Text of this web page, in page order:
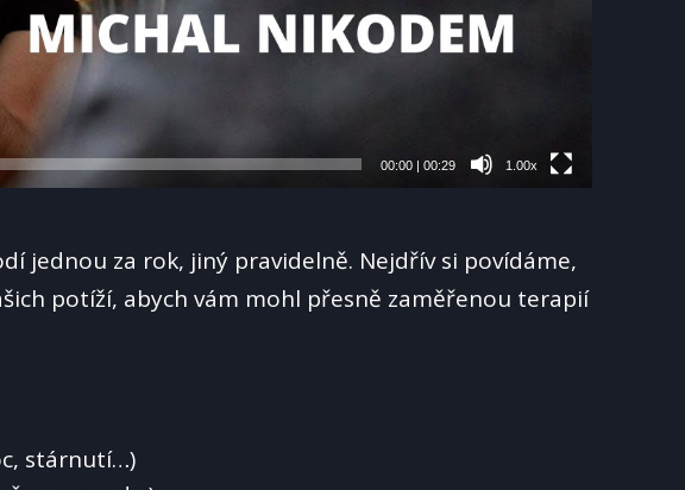
00:00 00:29 1.00x
jednou za rok, jiný pravidelně. Nejdřív si povídáme,
potíží, abych vám mohl přesně zaměřenou terapií
stárnutí…)